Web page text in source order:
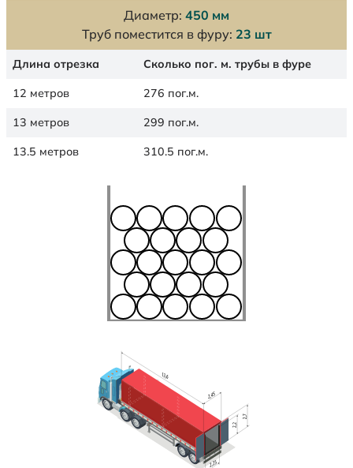
Диаметр: 450 мм
Труб поместится в фуру: 23 шт
Длина отрезка Сколько пог. м. трубы в фуре
12 метров 276 пог.м.
13 метров 299 пог.м.
13.5 метров 310.5 пог.м.